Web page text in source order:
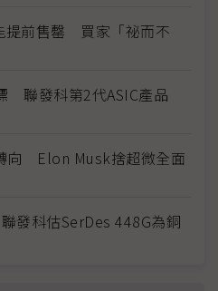
提前售罄 買家「祕而不
聯發科第2代ASIC產品
向 Elon Musk捨超微全面
發科估SerDes 448G為銅